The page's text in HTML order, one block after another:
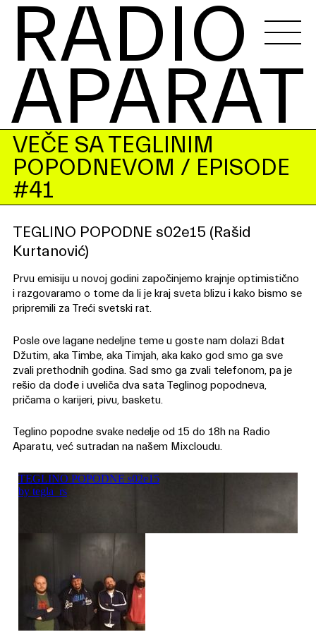
RADIO
APARAT
VEČE SA TEGLINIM
POPODNEVOM / EPISODE
#41
TEGLINO POPODNE s02e15 (Rašid
Kurtanović)
Prvu emisiju u novoj godini započinjemo krajnje optimistično
i razgovaramo o tome da li je kraj sveta blizu i kako bismo se
pripremili za Treći svetski rat.
Posle ove lagane nedeljne teme u goste nam dolazi Bdat
Džutim, aka Timbe, aka Timjah, aka kako god smo ga sve
zvali prethodnih godina. Sad smo ga zvali telefonom, pa je
rešio da dođe i uveliča dva sata Teglinog popodneva,
pričama o karijeri, pivu, basketu.
Teglino popodne svake nedelje od 15 do 18h na Radio
Aparatu, već sutradan na našem Mixcloudu.